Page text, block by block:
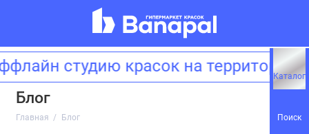
Каталог
Поиск
студию красок на
Блог
Главная Блог